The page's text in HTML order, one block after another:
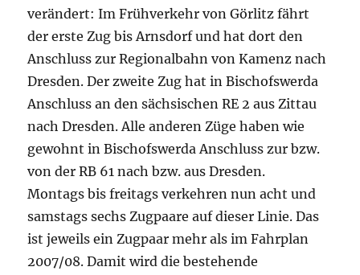
verändert: Im Frühverkehr von Görlitz fährt
der erste Zug bis Arnsdorf und hat dort den
Anschluss zur Regionalbahn von Kamenz nach
Dresden. Der zweite Zug hat in Bischofswerda
Anschluss an den sächsischen RE 2 aus Zittau
nach Dresden. Alle anderen Züge haben wie
gewohnt in Bischofswerda Anschluss zur bzw.
von der RB 61 nach bzw. aus Dresden.
Montags bis freitags verkehren nun acht und
samstags sechs Zugpaare auf dieser Linie. Das
ist jeweils ein Zugpaar mehr als im Fahrplan
2007/08. Damit wird die bestehende